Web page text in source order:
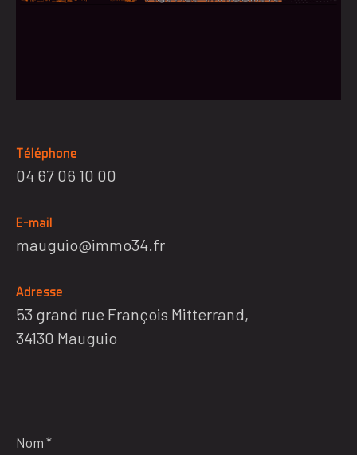
Téléphone
04 67 06 10 00
E-mail
mauguio@immo34.fr
Adresse
53 grand rue François Mitterrand,
34130 Mauguio
*